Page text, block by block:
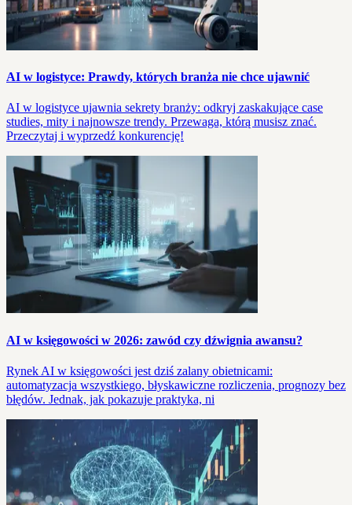
AI w logistyce: Prawdy, których branża nie chce ujawnić
AI w logistyce ujawnia sekrety branży: odkryj zaskakujące case
studies, mity i najnowsze trendy. Przewaga, którą musisz znać.
Przeczytaj i wyprzedź konkurencję!
AI w księgowości w 2026: zawód czy dźwignia awansu?
Rynek AI w księgowości jest dziś zalany obietnicami:
automatyzacja wszystkiego, błyskawiczne rozliczenia, prognozy bez
błędów. Jednak, jak pokazuje praktyka, ni